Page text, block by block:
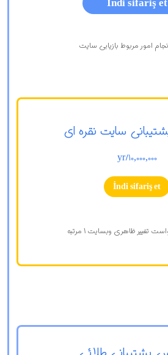
سایت نقره ای
10,000,000
/yr
İndi sifariş et